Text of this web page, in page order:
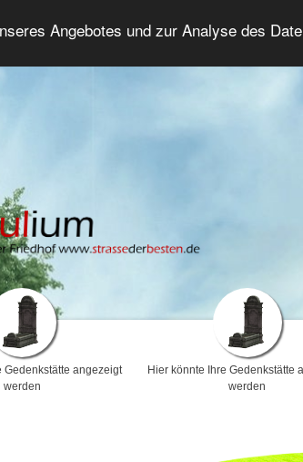
Angebotes und zur Analyse des
Erweiterte Suche Anmelden
Gedenkstätte angezeigt
werden
Hier könnte Ihre Gedenkstätte
werden